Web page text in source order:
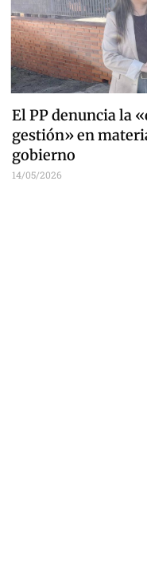
El PP denuncia la
gestión» en
gobierno
14/05/2026